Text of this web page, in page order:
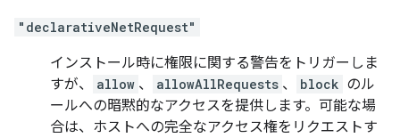
"declarativeNetRequest"
インストール時に権限に関する警告をトリガーしま
すが、
allow 、 allowAllRequests 、 block のル
ールへの暗黙的なアクセスを提供します。可能な場
合は、ホストへの完全なアクセス権をリクエストす